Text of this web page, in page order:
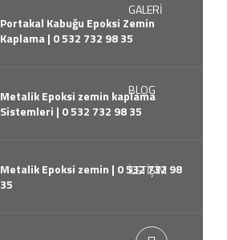
GALERİ
BLOG
İLETİŞİM
Portakal Kabuğu Epoksi Zemin
Kaplama | 0 532 732 98 35
Metalik Epoksi zemin kaplama
Sistemleri | 0 532 732 98 35
Metalik Epoksi zemin | 0 532 732 98
35